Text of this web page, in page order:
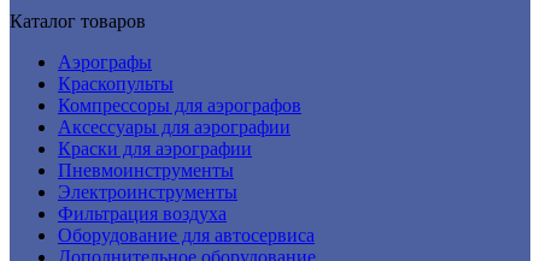
Каталог товаров
Аэрографы
Краскопульты
Компрессоры для аэрографов
Аксессуары для аэрографии
Краски для аэрографии
Пневмоинструменты
Электроинструменты
Фильтрация воздуха
Оборудование для автосервиса